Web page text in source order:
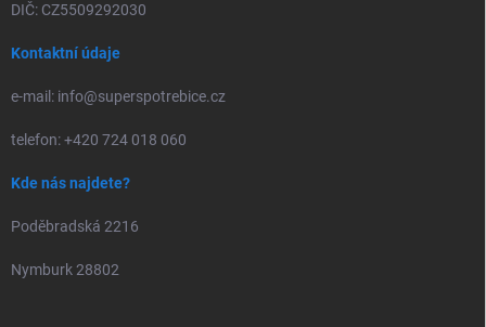
DIČ: CZ5509292030
Kontaktní údaje
e-mail: info@superspotrebice.cz
telefon: +420 724 018 060
Kde nás najdete?
Poděbradská 2216
Nymburk 28802